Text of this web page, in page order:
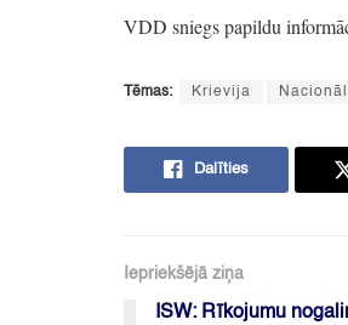
VDD sniegs papildu
Tēmas: Krievija
Dalīties
Iepriekšējā ziņa
ISW: Rīkojumu